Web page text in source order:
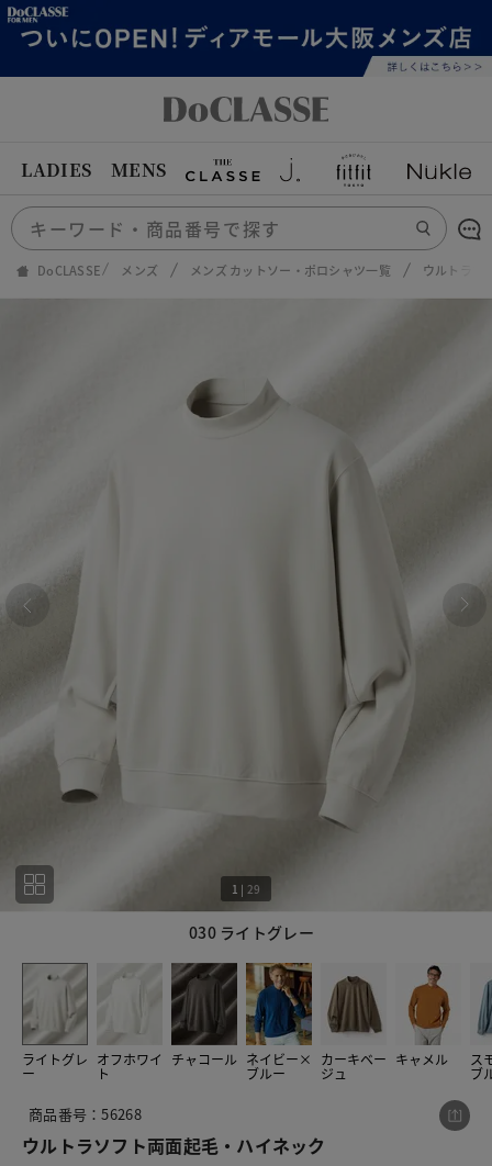
LADIES MENS
DoCLASSE メンズ メンズ カットソー・ポロシャツ一覧 ウルトラソ
030 ライトグレー
1 | 29
ライトグレ
ー
オフホワイ
ト
チャコール ネイビー×
ブルー
カーキベー
ジュ
キャメル ス
ブ
1 29
商品番号：56268
ウルトラソフト両面起毛・ハイネック
この商品をシェアする
ウルトラソフト両面起毛・ハイネック
¥1,990 税込¥2,189